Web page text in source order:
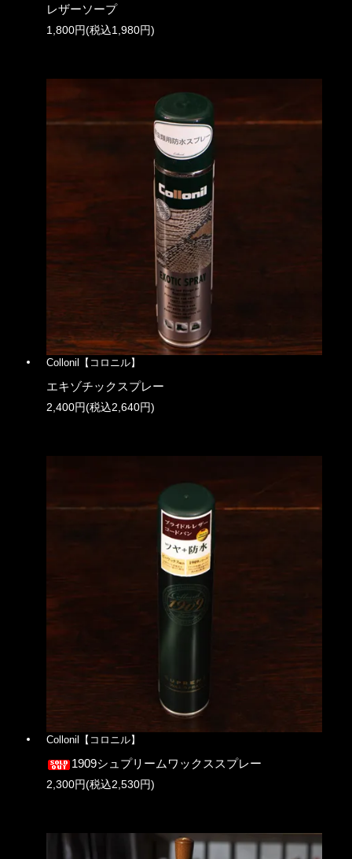
レザーソープ
1,800円(税込1,980円)
Collonil【コロニル】
エキゾチックスプレー
2,400円(税込2,640円)
Collonil【コロニル】
1909シュプリームワックススプレー
2,300円(税込2,530円)